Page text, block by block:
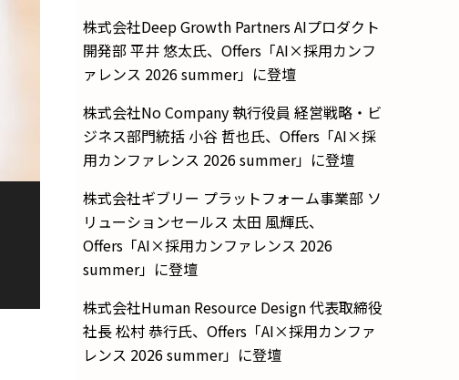
株式会社Deep Growth Partners AIプロダクト
開発部 平井 悠太氏、Offers「AI×採用カンフ
ァレンス 2026 summer」に登壇
株式会社No Company 執行役員 経営戦略・ビ
ジネス部門統括 小谷 哲也氏、Offers「AI×採
用カンファレンス 2026 summer」に登壇
株式会社ギブリー プラットフォーム事業部 ソ
リューションセールス 太田 風輝氏、
Offers「AI×採用カンファレンス 2026
summer」に登壇
株式会社Human Resource Design 代表取締役
社長 松村 恭行氏、Offers「AI×採用カンファ
レンス 2026 summer」に登壇